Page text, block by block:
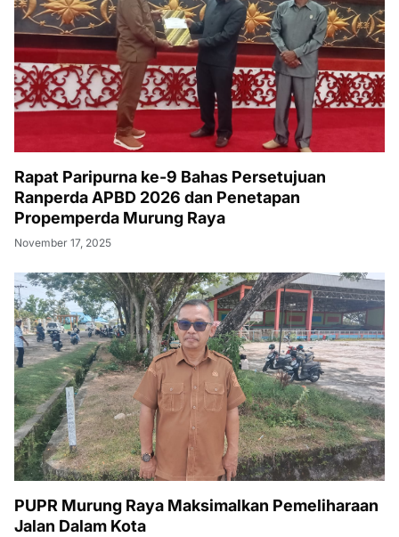
Rapat Paripurna ke-9 Bahas Persetujuan
Ranperda APBD 2026 dan Penetapan
Propemperda Murung Raya
November 17, 2025
PUPR Murung Raya Maksimalkan Pemeliharaan
Jalan Dalam Kota